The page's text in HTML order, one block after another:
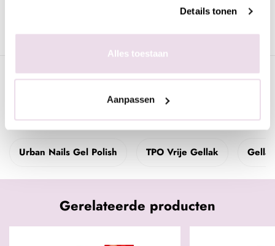
Details tonen
Alles toestaan
Aanpassen
Specificaties
Gerelateerde pagina's
Urban Nails Gel Polish TPO Vrije Gellak Gellak
Gerelateerde producten